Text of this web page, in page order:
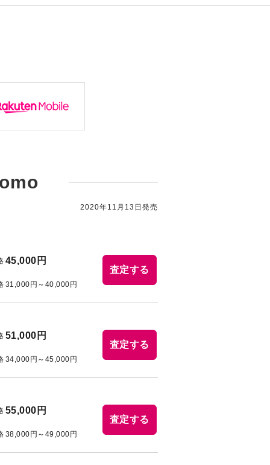
2020年11月13日発売
45,000円
31,000円～40,000円
査定する
51,000円
34,000円～45,000円
査定する
55,000円
38,000円～49,000円
査定する